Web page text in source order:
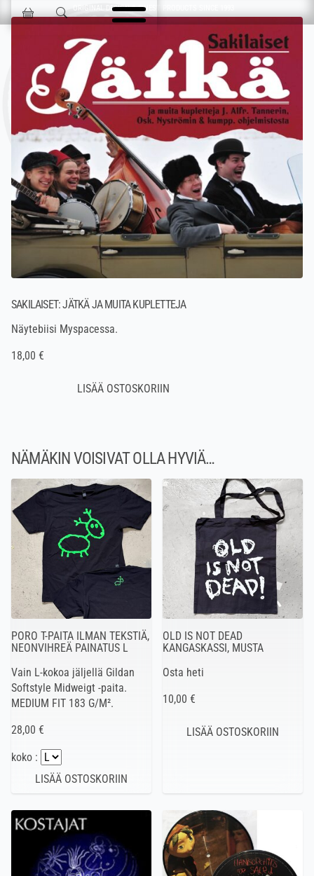
Ohita navigointi
Jokisen Valinta ORIGINAL DESIGN & FINEST PRODUCTS SINCE 1993
SAKILAISET: JÄTKÄ JA MUITA KUPLETTEJA
Näytebiisi Myspacessa.
18,00 €
NÄMÄKIN VOISIVAT OLLA HYVIÄ…
PORO T-PAITA ILMAN TEKSTIÄ,
NEONVIHREÄ PAINATUS L
Vain L-kokoa jäljellä Gildan
Softstyle Midweigt -paita.
MEDIUM FIT 183 G/M².
28,00 €
koko :
OLD IS NOT DEAD
KANGASKASSI, MUSTA
Osta heti
10,00 €